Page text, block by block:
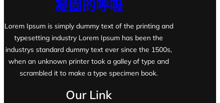
凝固的呼吸
Lorem Ipsum is simply dummy text of the printing and
typesetting industry Lorem Ipsum has been the
industrys standard dummy text ever since the 1500s,
when an unknown printer took a galley of type and
scrambled it to make a type specimen book.
Our Link